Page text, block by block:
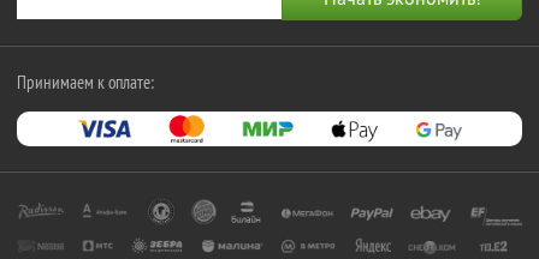
Принимаем к оплате: